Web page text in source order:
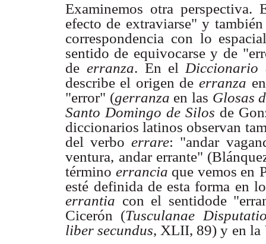
Examinemos otra perspectiva.
efecto de extraviarse" y
correspondencia con lo
sentido de equivocarse y de
de erranza. En el
describe el origen de erranza
"error" (gerranza en las Glosas
Santo Domingo de Silos de
diccionarios latinos observan
del verboerrare: "andar
ventura, andar errante"
término errancia que vemos en
esté definida de esta forma en
errantia con el sentidode
Cicerón (Tusculanae
liber secundus, XLII, 89) y en la